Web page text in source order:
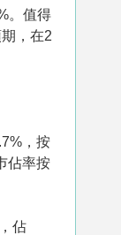
。值得
，在2
，按
佔率按
佔